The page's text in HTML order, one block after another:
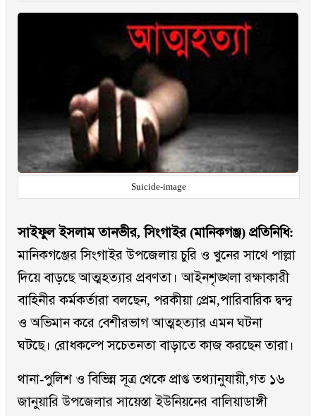
Suicide-image
সাইফুল ইসলাম তানভীর, সিংগাইর (মানিকগঞ্জ) প্রতিনিধি:
মানিকগঞ্জের সিংগাইর উপজেলায় চুরি ও খুনের সাথে পাল্লা
দিয়ে বাড়ছে আত্মহত্যার প্রবণতা। আইনশৃঙ্খলা রক্ষাকারী
বাহিনীর কর্মকর্তারা বলছেন, পরকীয়া প্রেম,পারিবারিক দ্বন্দ্ব
ও অভিমান করে বেশীরভাগ আত্মহত্যার এমন ঘটনা
ঘটছে। রোধকল্পে সচেতনতা বাড়াতে কাজ করছেন তারা।
থানা-পুলিশ ও বিভিন্ন সূত্র থেকে প্রাপ্ত তথ্যানুযায়ী,গত ১৬
জানুয়ারি উপজেলার সায়েস্তা ইউনিয়নের বালিয়াডাঙ্গী